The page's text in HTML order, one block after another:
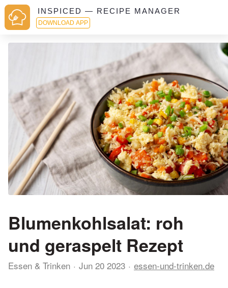
INSPICED — RECIPE MANAGER
DOWNLOAD APP
Blumenkohlsalat: roh
und geraspelt Rezept
Essen & Trinken Jun 20 2023 essen-und-trinken.de